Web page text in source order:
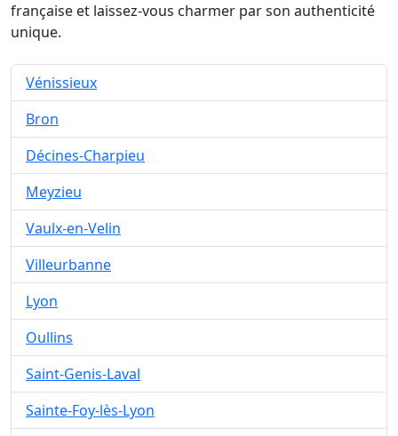
française et laissez-vous charmer par son authenticité
unique.
Vénissieux
Bron
Décines-Charpieu
Meyzieu
Vaulx-en-Velin
Villeurbanne
Lyon
Oullins
Saint-Genis-Laval
Sainte-Foy-lès-Lyon